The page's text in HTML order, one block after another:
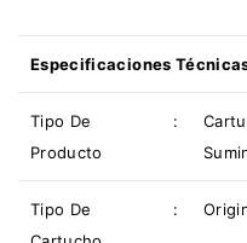
Especificaciones
Tipo De
Producto
:
Tipo De
: